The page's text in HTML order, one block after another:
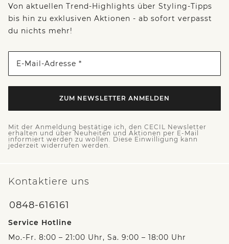
Von aktuellen Trend-Highlights über Styling-Tipps
bis hin zu exklusiven Aktionen - ab sofort verpasst
du nichts mehr!
E-Mail-Adresse *
ZUM NEWSLETTER ANMELDEN
Mit der Anmeldung bestätige ich, den CECIL Newsletter
erhalten und über Neuheiten und Aktionen per E-Mail
informiert werden zu wollen. Diese Einwilligung kann
jederzeit widerrufen werden.
Kontaktiere uns
0848-616161
Service Hotline
Mo.-Fr. 8:00 – 21:00 Uhr, Sa. 9:00 – 18:00 Uhr